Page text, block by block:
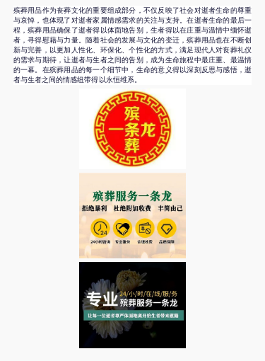
殡葬用品作为丧葬文化的重要组成部分，不仅反映了社会对逝者生命的尊重
与哀悼，也体现了对逝者家属情感需求的关注与支持。在逝者生命的最后一
程，殡葬用品确保了逝者得以体面地告别，生者得以在庄重与温情中缅怀逝
者，寻得慰藉与力量。随着社会的发展与文化的变迁，殡葬用品也在不断创
新与完善，以更加人性化、环保化、个性化的方式，满足现代人对丧葬礼仪
的需求与期待，让逝者与生者之间的告别，成为生命旅程中最庄重、最温情
的一幕。在殡葬用品的每一个细节中，生命的意义得以深刻反思与感悟，逝
者与生者之间的情感纽带得以永恒维系。